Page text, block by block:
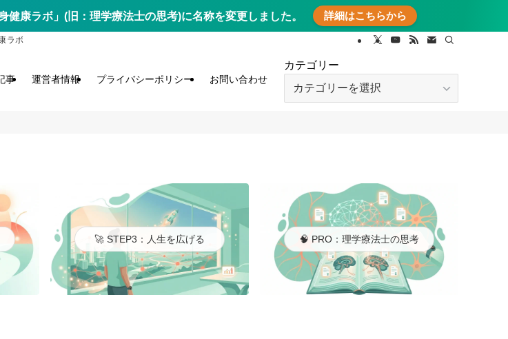
康ラボ」(旧：理学療法士の思考)に名称を変更しました。 詳細はこちらから
ラボ
事 運営者情報 プライバシーポリシー お問い合わせ
カテゴリー
🚀 STEP3：人生を広げる 🧠 PRO：理学療法士の思考